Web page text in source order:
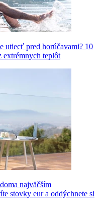
utiecť pred horúčavami? 10
extrémnych teplôt
najväčším
stovky eur a oddýchnete si